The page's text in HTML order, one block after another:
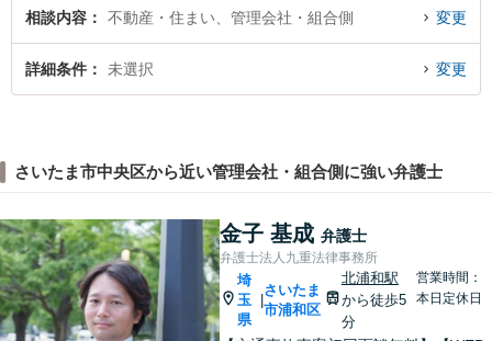
相談内容 不動産・住まい、管理会社・組合側 変更
詳細条件 未選択 変更
さいたま市中央区から近い管理会社・組合側に強い弁護士
金子 基成 弁護士
弁護士法人九重法律事務所
埼
玉
県
さいたま
市浦和区
北浦和駅
から徒歩5
分
営業時間：
本日定休日